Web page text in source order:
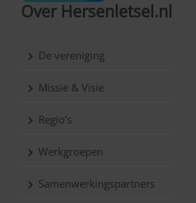
Over Hersenletsel.nl
De vereniging
Missie & Visie
Regio’s
Werkgroepen
Samenwerkingspartners